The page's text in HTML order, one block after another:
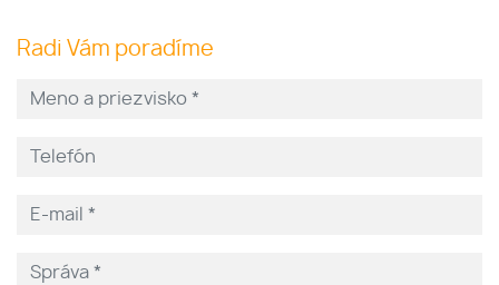
Radi Vám poradíme